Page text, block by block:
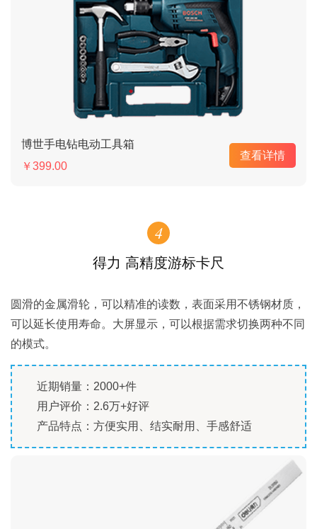
博世手电钻电动工具箱
￥399.00
查看详情
4
得力 高精度游标卡尺
圆滑的金属滑轮，可以精准的读数，表面采用不锈钢材质，
可以延长使用寿命。大屏显示，可以根据需求切换两种不同
的模式。
近期销量：2000+件
用户评价：2.6万+好评
产品特点：方便实用、结实耐用、手感舒适